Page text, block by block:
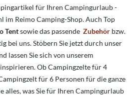
für Ihren Campingurlaub -
im Reimo Camping-Shop. Auch Top
Tentsowie das passende Zubehör bzw.
bei uns. Stöbern Sie jetzt durch unser
lassen Sie sich von unserem
Ob Campingzelte für 4
für 6 Personen für die ganze
alles, was Sie für Ihren Campingurlaub